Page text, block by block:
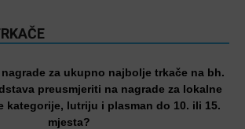
za ukupno najbolje trkače na bh.
preusmjeriti na nagrade za lokalne
kategorije, lutriju i plasman do 10. ili 15.
mjesta?